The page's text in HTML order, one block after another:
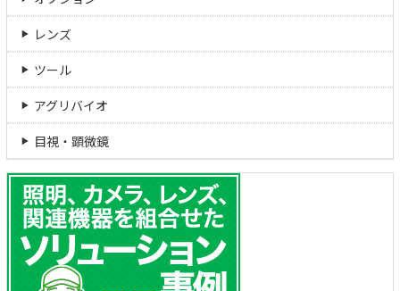
レンズ
ツール
アグリバイオ
目視・顕微鏡